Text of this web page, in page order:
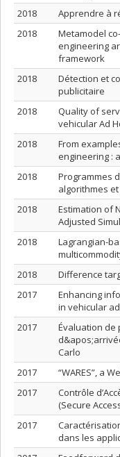
2018
Apprendre à
2018
Metamodel
engineering
framework
2018
Détection et
publicitaire
2018
Quality of
vehicular Ad
2018
From
engineering :
2018
Programmes
algorithmes
2018
Estimation of
Adjusted
2018
Lagrangian-
2018
Difference
2017
Enhancing
in vehicular
2017
Évaluation de
Carlo
2017
“WARES”, a
2017
Contrôle
(Secure
2017
dans les